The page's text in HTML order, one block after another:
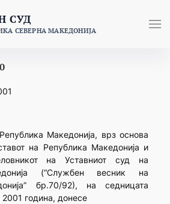
СУД
СЕВЕРНА МАКЕДОНИЈА
Македонија, врз основа
на Република Македонија и
на Уставниот суд на
(“Службен весник на
бр.70/92), на седницата
година, донесе